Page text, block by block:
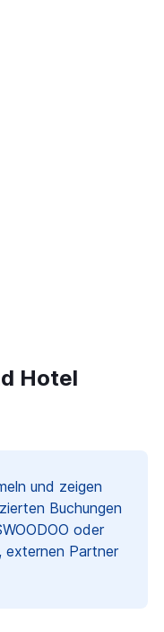
Hotel
und zeigen
Buchungen
oder
externen Partner